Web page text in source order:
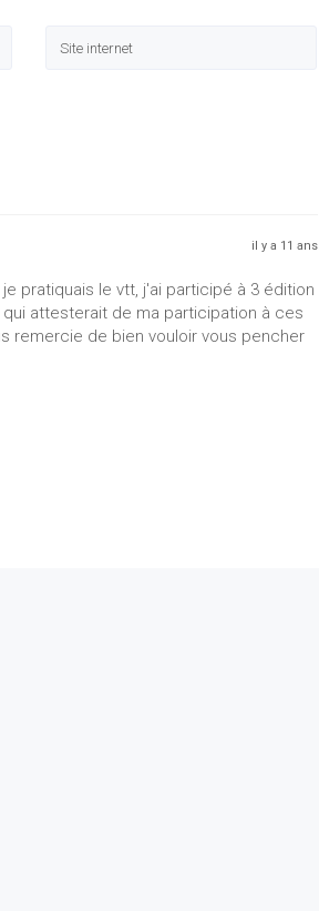
il y a 11 ans
pratiquais le vtt, j'ai participé à 3 édition
attesterait de ma participation à ces
remercie de bien vouloir vous pencher